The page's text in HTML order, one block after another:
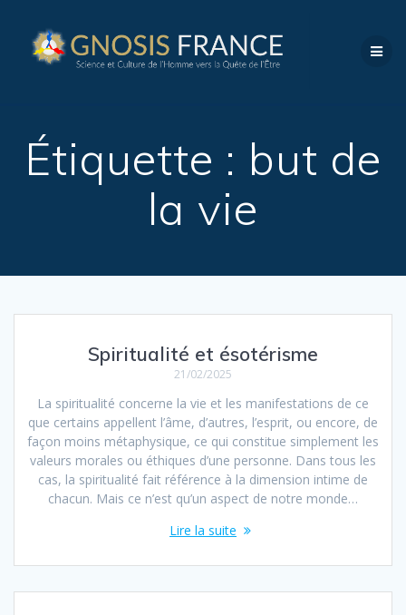
Étiquette : but de
la vie
Spiritualité et ésotérisme
21/02/2025
La spiritualité concerne la vie et les manifestations de ce
que certains appellent l’âme, d’autres, l’esprit, ou encore, de
façon moins métaphysique, ce qui constitue simplement les
valeurs morales ou éthiques d’une personne. Dans tous les
cas, la spiritualité fait référence à la dimension intime de
chacun. Mais ce n’est qu’un aspect de notre monde…
Lire la suite